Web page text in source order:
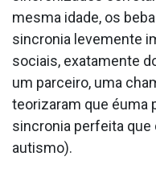
mesma idade, os
sincronia levemente
sociais, exatamente
um parceiro, uma
teorizaram que éuma
sincronia perfeita
autismo).